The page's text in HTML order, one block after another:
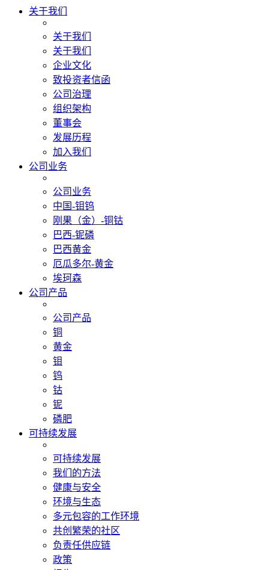
关于我们
关于我们
关于我们
企业文化
致投资者信函
公司治理
组织架构
董事会
发展历程
加入我们
公司业务
公司业务
中国-钼钨
刚果（金）-铜钴
巴西-铌磷
巴西黄金
厄瓜多尔-黄金
埃珂森
公司产品
公司产品
铜
黄金
钼
钨
钴
铌
磷肥
可持续发展
可持续发展
我们的方法
健康与安全
环境与生态
多元包容的工作环境
共创繁荣的社区
负责任供应链
政策